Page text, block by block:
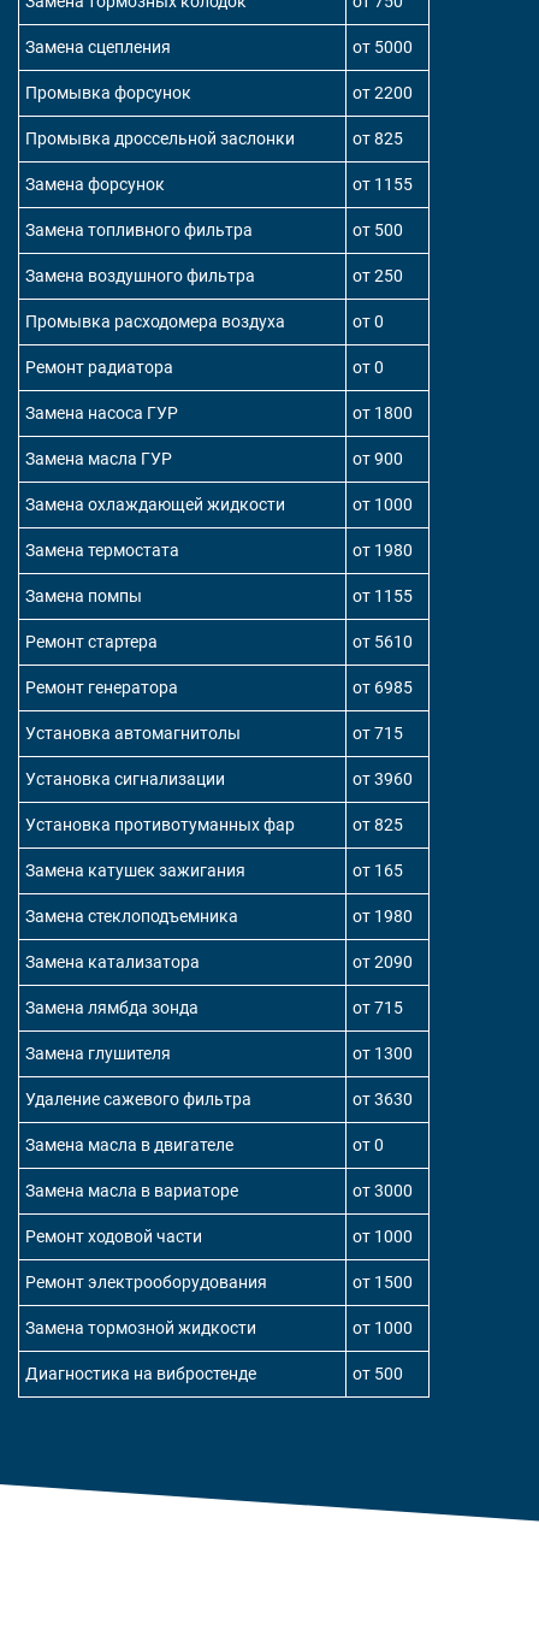
Замена сцепления от 5000
Промывка форсунок от 2200
Промывка дроссельной заслонки от 825
Замена форсунок от 1155
Замена топливного фильтра от 500
Замена воздушного фильтра от 250
Промывка расходомера воздуха от 0
Ремонт радиатора от 0
Замена насоса ГУР от 1800
Замена масла ГУР от 900
Замена охлаждающей жидкости от 1000
Замена термостата от 1980
Замена помпы от 1155
Ремонт стартера от 5610
Ремонт генератора от 6985
Установка автомагнитолы от 715
Установка сигнализации от 3960
Установка противотуманных фар от 825
Замена катушек зажигания от 165
Замена стеклоподъемника от 1980
Замена катализатора от 2090
Замена лямбда зонда от 715
Замена глушителя от 1300
Удаление сажевого фильтра от 3630
Замена масла в двигателе от 0
Замена масла в вариаторе от 3000
Ремонт ходовой части от 1000
Ремонт электрооборудования от 1500
Замена тормозной жидкости от 1000
Диагностика на вибростенде от 500